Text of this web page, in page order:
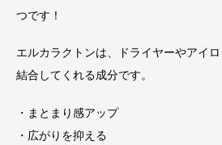
つです！
エルカラクトンは、ドライヤーやアイロ
結合してくれる成分です。
・まとまり感アップ
・広がりを抑える